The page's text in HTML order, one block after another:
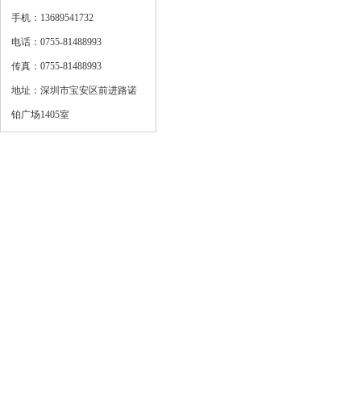
手机：13689541732
电话：0755-81488993
传真：0755-81488993
地址：深圳市宝安区前进路诺
铂广场1405室